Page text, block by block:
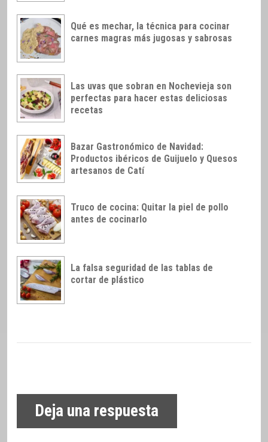
Qué es mechar, la técnica para cocinar
carnes magras más jugosas y sabrosas
Las uvas que sobran en Nochevieja son
perfectas para hacer estas deliciosas
recetas
Bazar Gastronómico de Navidad:
Productos ibéricos de Guijuelo y Quesos
artesanos de Catí
Truco de cocina: Quitar la piel de pollo
antes de cocinarlo
La falsa seguridad de las tablas de
cortar de plástico
Deja una respuesta